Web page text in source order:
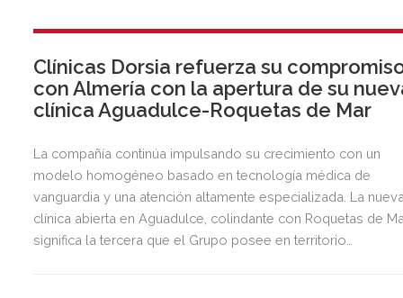
Clínicas Dorsia refuerza su
con Almería con la apertura de su
clínica Aguadulce-Roquetas de Mar
La compañía continúa impulsando su crecimiento con un
modelo homogéneo basado en tecnología médica de
vanguardia y una atención altamente especializada. La
clínica abierta en Aguadulce, colindante con Roquetas de
significa la tercera que el Grupo posee en territorio